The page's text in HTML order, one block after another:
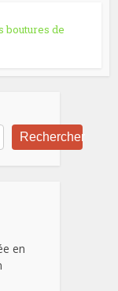
boutures de
Rechercher
en